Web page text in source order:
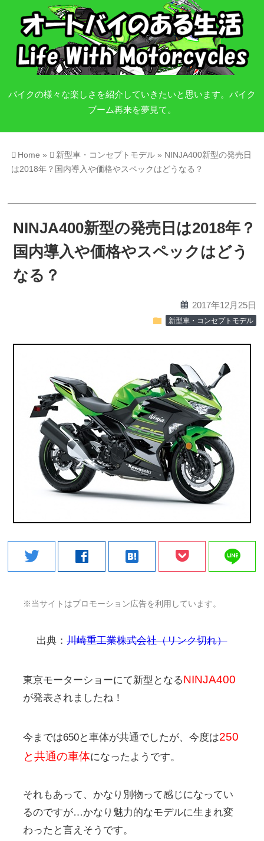
バイクの様々な楽しさを紹介していきたいと思います。バイク
ブーム再来を夢見て。
Home » 新型車・コンセプトモデル » NINJA400新型の発売日
は2018年？国内導入や価格やスペックはどうなる？
NINJA400新型の発売日は2018年？
国内導入や価格やスペックはどう
なる？
calendar 2017年12月25日
folder 新型車・コンセプトモデル
twitter facebook hatenabookmark line
※当サイトはプロモーション広告を利用しています。
出典：川崎重工業株式会社（リンク切れ）
東京モーターショーにて新型となるNINJA400
が発表されましたね！
今までは650と車体が共通でしたが、今度は250
と共通の車体になったようです。
それもあって、かなり別物って感じになってい
るのですが…かなり魅力的なモデルに生まれ変
わったと言えそうです。